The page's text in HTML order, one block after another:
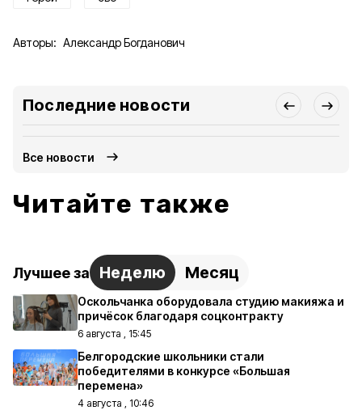
Авторы: Александр Богданович
Последние новости
Все новости
Читайте также
Лучшее за Неделю Месяц
Оскольчанка оборудовала студию макияжа и
причёсок благодаря соцконтракту
6 августа , 15:45
Белгородские школьники стали
победителями в конкурсе «Большая
перемена»
4 августа , 10:46